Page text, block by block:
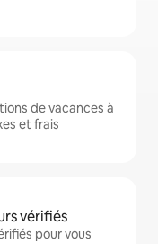
de vacances à
et frais
vérifiés
pour vous